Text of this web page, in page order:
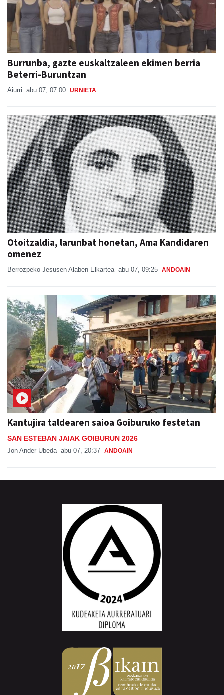
Burrunba, gazte euskaltzaleen ekimen berria
Beterri-Buruntzan
Aiurri abu 07, 07:00 URNIETA
Otoitzaldia, larunbat honetan, Ama Kandidaren
omenez
Berrozpeko Jesusen Alaben Elkartea abu 07, 09:25 ANDOAIN
Kantujira taldearen saioa Goiburuko festetan
SAN ESTEBAN JAIAK GOIBURUN 2026
Jon Ander Ubeda abu 07, 20:37 ANDOAIN